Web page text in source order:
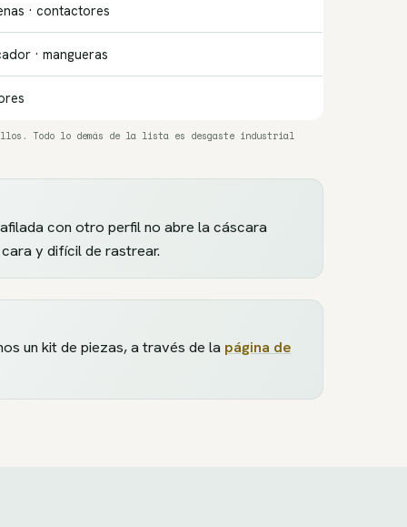
· contactores
· mangueras
Todo lo demás de la lista es desgaste industrial
con otro perfil no abre la cáscara
y difícil de rastrear.
un kit de piezas, a través de la página de